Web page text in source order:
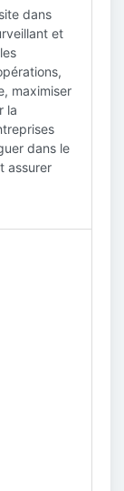
dans
et
maximiser
la
dans le
assurer